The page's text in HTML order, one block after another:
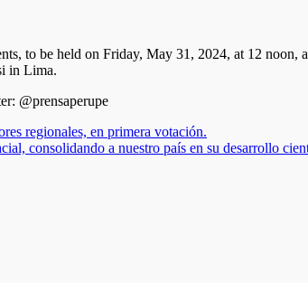
to be held on Friday, May 31, 2024, at 12
in Lima.
@prensaperupe
regionales, en primera votación.
consolidando a nuestro país en su desarrollo